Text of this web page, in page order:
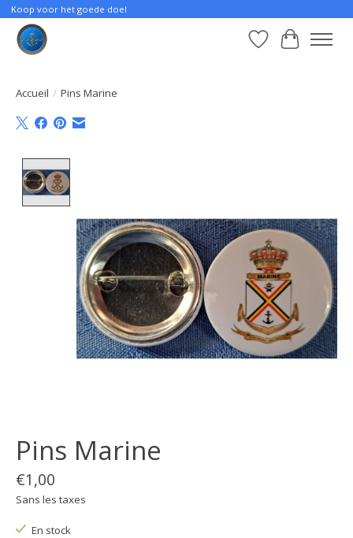
Koop voor het goede doel
Liste dePanier
Accueil / Pins Marine
Pins Marine
€1,00
Sans les taxes
En stock